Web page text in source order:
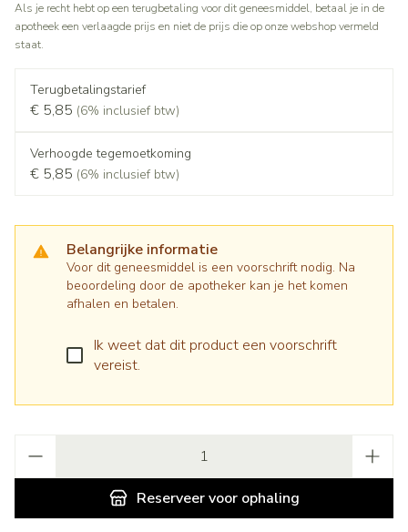
Als je recht hebt op een terugbetaling voor dit geneesmiddel, betaal je in de
apotheek een verlaagde prijs en niet de prijs die op onze webshop vermeld
staat.
Terugbetalingstarief
€ 5,85 (6% inclusief btw)
Verhoogde tegemoetkoming
€ 5,85 (6% inclusief btw)
Belangrijke informatie
Voor dit geneesmiddel is een voorschrift nodig. Na
beoordeling door de apotheker kan je het komen
afhalen en betalen.
Ik weet dat dit product een voorschrift
vereist.
Reserveervoor ophaling